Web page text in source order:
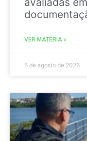
VER MATÉRIA »
5 de agosto de 2026